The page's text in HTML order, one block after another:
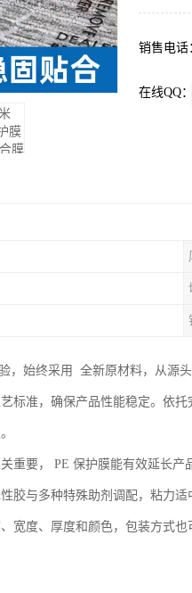
销售电话
在线QQ：
，始终采用 全新原材料，从源
标准，确保产品性能稳定。依
重要， PE 保护膜能有效延长
胶与多种特殊助剂调配，粘力
宽度、厚度和颜色，包装方式